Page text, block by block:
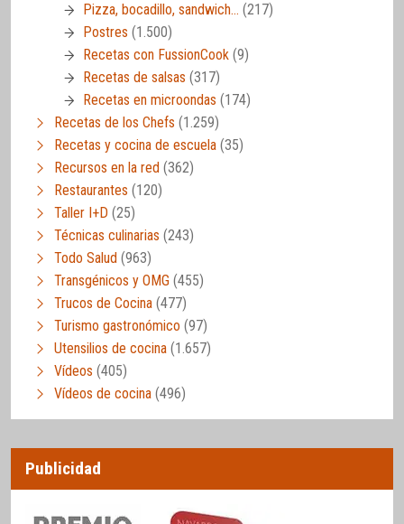
Pizza, bocadillo, sandwich… (217)
Postres (1.500)
Recetas con FussionCook (9)
Recetas de salsas (317)
Recetas en microondas (174)
Recetas de los Chefs (1.259)
Recetas y cocina de escuela (35)
Recursos en la red (362)
Restaurantes (120)
Taller I+D (25)
Técnicas culinarias (243)
Todo Salud (963)
Transgénicos y OMG (455)
Trucos de Cocina (477)
Turismo gastronómico (97)
Utensilios de cocina (1.657)
Vídeos (405)
Vídeos de cocina (496)
Publicidad